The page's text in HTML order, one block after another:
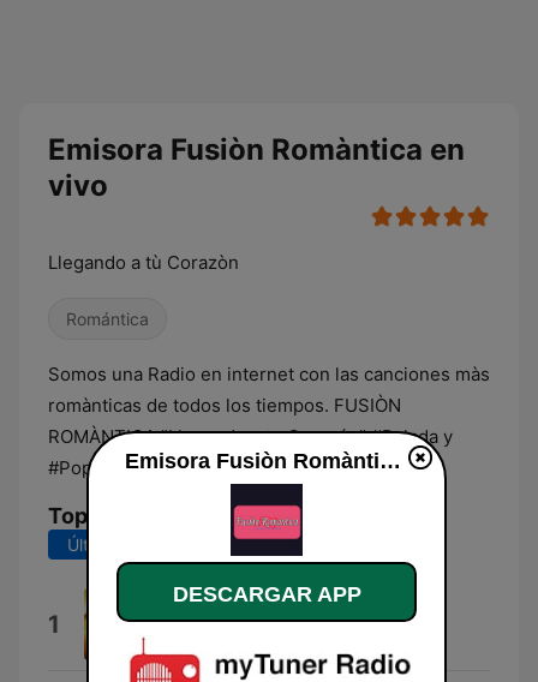
Emisora Fusiòn Romàntica en
vivo
Llegando a tù Corazòn
Romántica
Somos una Radio en internet con las canciones màs
romànticas de todos los tiempos. FUSIÒN
ROMÀNTICA "Llegando a tu Corazón" #Balada y
#Pop 24 / 7
Top Canciones
Últimos 7 días Últimos 30 días
1
Emisora Fusiòn Romàntica en vivo
DESCARGAR APP